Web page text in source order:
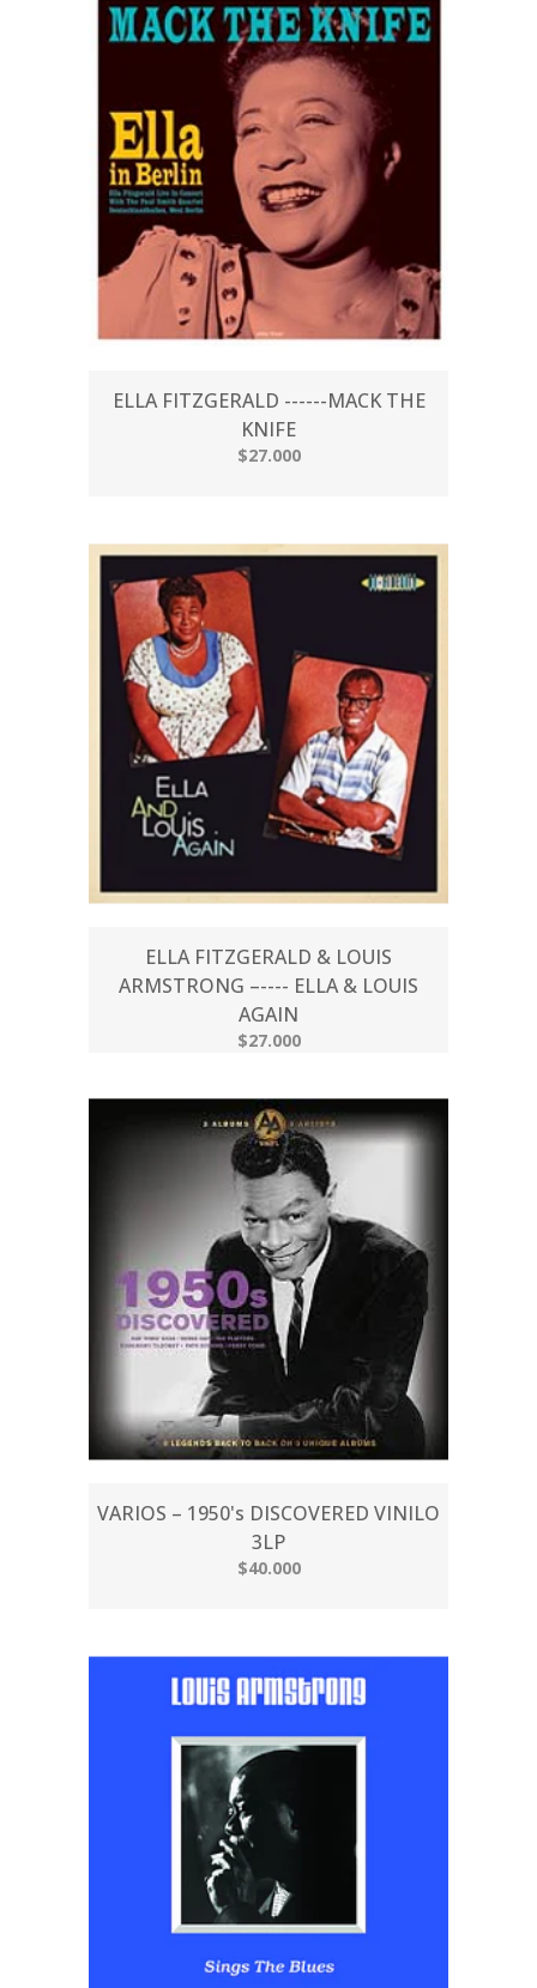
ELLA FITZGERALD ------MACK THE
KNIFE
$27.000
ELLA FITZGERALD & LOUIS
ARMSTRONG –---- ELLA & LOUIS
AGAIN
$27.000
VARIOS – 1950's DISCOVERED VINILO
3LP
$40.000